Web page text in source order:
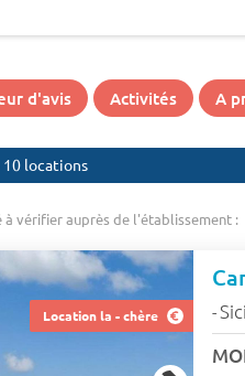
d'avis Activités A
10 locations
à vérifier auprès de l'établissement :
Location la - chère -